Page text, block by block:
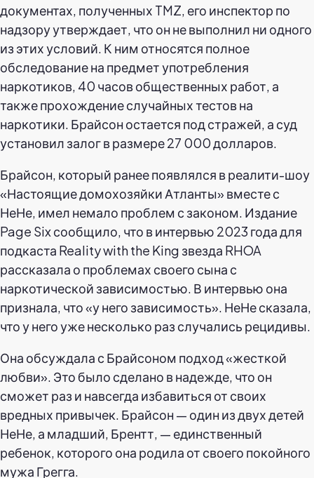
документах, полученных TMZ, его инспектор по
надзору утверждает, что он не выполнил ни одного
из этих условий. К ним относятся полное
обследование на предмет употребления
наркотиков, 40 часов общественных работ, а
также прохождение случайных тестов на
наркотики. Брайсон остается под стражей, а суд
установил залог в размере 27 000 долларов.
Брайсон, который ранее появлялся в реалити-шоу
«Настоящие домохозяйки Атланты» вместе с
НеНе, имел немало проблем с законом. Издание
Page Six сообщило, что в интервью 2023 года для
подкаста Reality with the King звезда RHOA
рассказала о проблемах своего сына с
наркотической зависимостью. В интервью она
признала, что «у него зависимость». НеНе сказала,
что у него уже несколько раз случались рецидивы.
Она обсуждала с Брайсоном подход «жесткой
любви». Это было сделано в надежде, что он
сможет раз и навсегда избавиться от своих
вредных привычек. Брайсон — один из двух детей
НеНе, а младший, Брентт, — единственный
ребенок, которого она родила от своего покойного
мужа Грегга.